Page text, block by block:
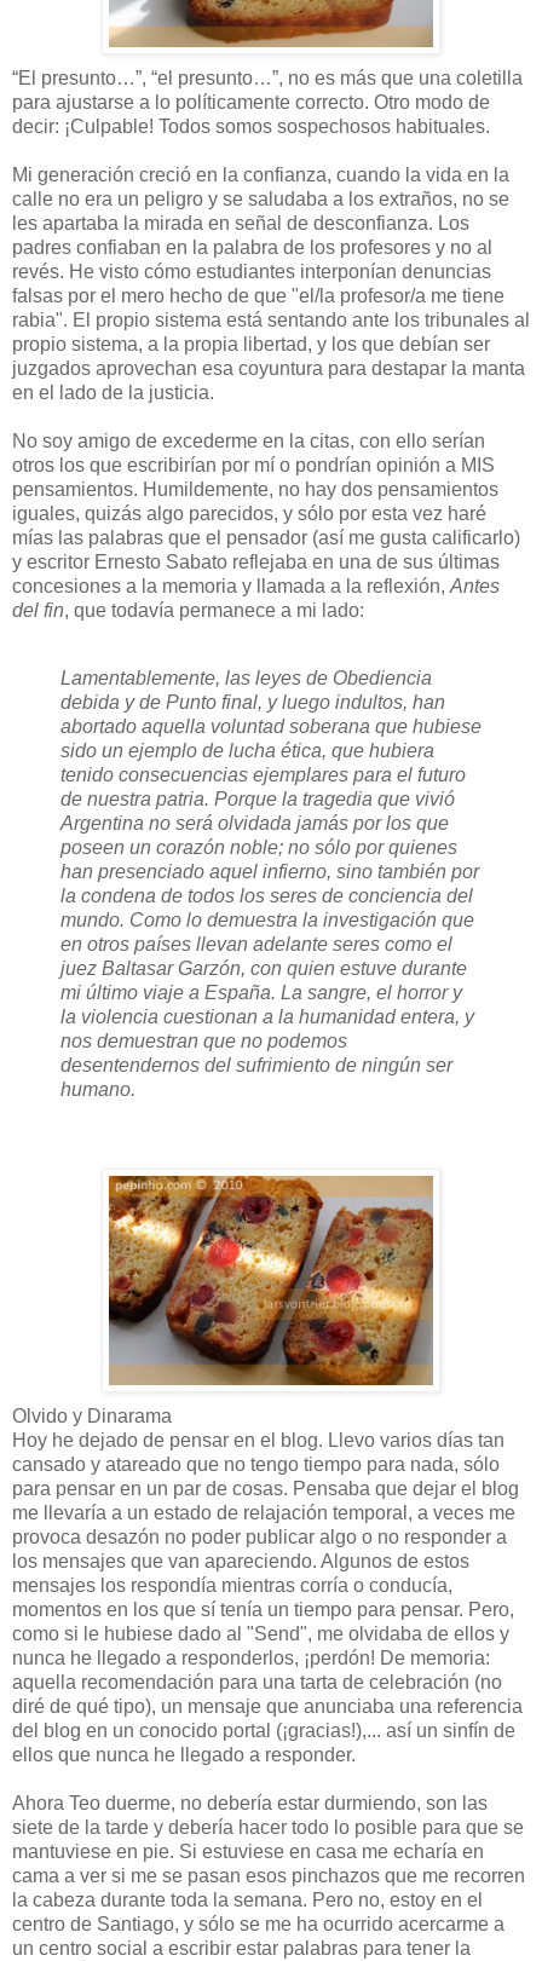
“El presunto…”, “el presunto…”, no es más que una coletilla
para ajustarse a lo políticamente correcto. Otro modo de
decir: ¡Culpable! Todos somos sospechosos habituales.
Mi generación creció en la confianza, cuando la vida en la
calle no era un peligro y se saludaba a los extraños, no se
les apartaba la mirada en señal de desconfianza. Los
padres confiaban en la palabra de los profesores y no al
revés. He visto cómo estudiantes interponían denuncias
falsas por el mero hecho de que "el/la profesor/a me tiene
rabia". El propio sistema está sentando ante los tribunales al
propio sistema, a la propia libertad, y los que debían ser
juzgados aprovechan esa coyuntura para destapar la manta
en el lado de la justicia.
No soy amigo de excederme en la citas, con ello serían
otros los que escribirían por mí o pondrían opinión a MIS
pensamientos. Humildemente, no hay dos pensamientos
iguales, quizás algo parecidos, y sólo por esta vez haré
mías las palabras que el pensador (así me gusta calificarlo)
y escritor Ernesto Sabato reflejaba en una de sus últimas
concesiones a la memoria y llamada a la reflexión, Antes
del fin, que todavía permanece a mi lado:
Lamentablemente, las leyes de Obediencia
debida y de Punto final, y luego indultos, han
abortado aquella voluntad soberana que hubiese
sido un ejemplo de lucha ética, que hubiera
tenido consecuencias ejemplares para el futuro
de nuestra patria. Porque la tragedia que vivió
Argentina no será olvidada jamás por los que
poseen un corazón noble; no sólo por quienes
han presenciado aquel infierno, sino también por
la condena de todos los seres de conciencia del
mundo. Como lo demuestra la investigación que
en otros países llevan adelante seres como el
juez Baltasar Garzón, con quien estuve durante
mi último viaje a España. La sangre, el horror y
la violencia cuestionan a la humanidad entera, y
nos demuestran que no podemos
desentendernos del sufrimiento de ningún ser
humano.
Olvido y Dinarama
Hoy he dejado de pensar en el blog. Llevo varios días tan
cansado y atareado que no tengo tiempo para nada, sólo
para pensar en un par de cosas. Pensaba que dejar el blog
me llevaría a un estado de relajación temporal, a veces me
provoca desazón no poder publicar algo o no responder a
los mensajes que van apareciendo. Algunos de estos
mensajes los respondía mientras corría o conducía,
momentos en los que sí tenía un tiempo para pensar. Pero,
como si le hubiese dado al "Send", me olvidaba de ellos y
nunca he llegado a responderlos, ¡perdón! De memoria:
aquella recomendación para una tarta de celebración (no
diré de qué tipo), un mensaje que anunciaba una referencia
del blog en un conocido portal (¡gracias!),... así un sinfín de
ellos que nunca he llegado a responder.
Ahora Teo duerme, no debería estar durmiendo, son las
siete de la tarde y debería hacer todo lo posible para que se
mantuviese en pie. Si estuviese en casa me echaría en
cama a ver si me se pasan esos pinchazos que me recorren
la cabeza durante toda la semana. Pero no, estoy en el
centro de Santiago, y sólo se me ha ocurrido acercarme a
un centro social a escribir estar palabras para tener la